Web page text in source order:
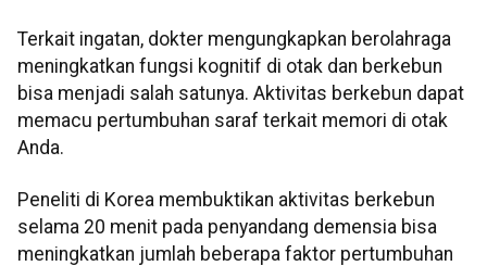
Terkait ingatan, dokter mengungkapkan berolahraga
meningkatkan fungsi kognitif di otak dan berkebun
bisa menjadi salah satunya. Aktivitas berkebun dapat
memacu pertumbuhan saraf terkait memori di otak
Anda.
Peneliti di Korea membuktikan aktivitas berkebun
selama 20 menit pada penyandang demensia bisa
meningkatkan jumlah beberapa faktor pertumbuhan